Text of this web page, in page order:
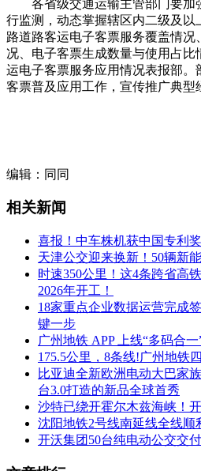
各省级交通运输主管部门要加
行监测，动态掌握辖区内二级及
路道路客运电子客票服务覆盖情
况、电子客票生成数量与使用占比
运电子客票服务应用情况表报部。
客票普及应用工作，宣传推广典型
编辑：同同
相关新闻
喜报！中车株机获中国专利
天津公交迎来换新！50辆新
时速350公里！这4条跨省高
2026年开工！
18家重点企业数据运营完成
键一步
广州地铁 APP 上线“多码合一
175.5公里，8条线!广州地铁
比亚迪全新欧洲电动大巴家
台3.0打造的新品全球首秀
沙特已绕开霍尔木兹海峡！
沈阳地铁2号线南延线全线顺
开沃集团50台纯电动公交交付